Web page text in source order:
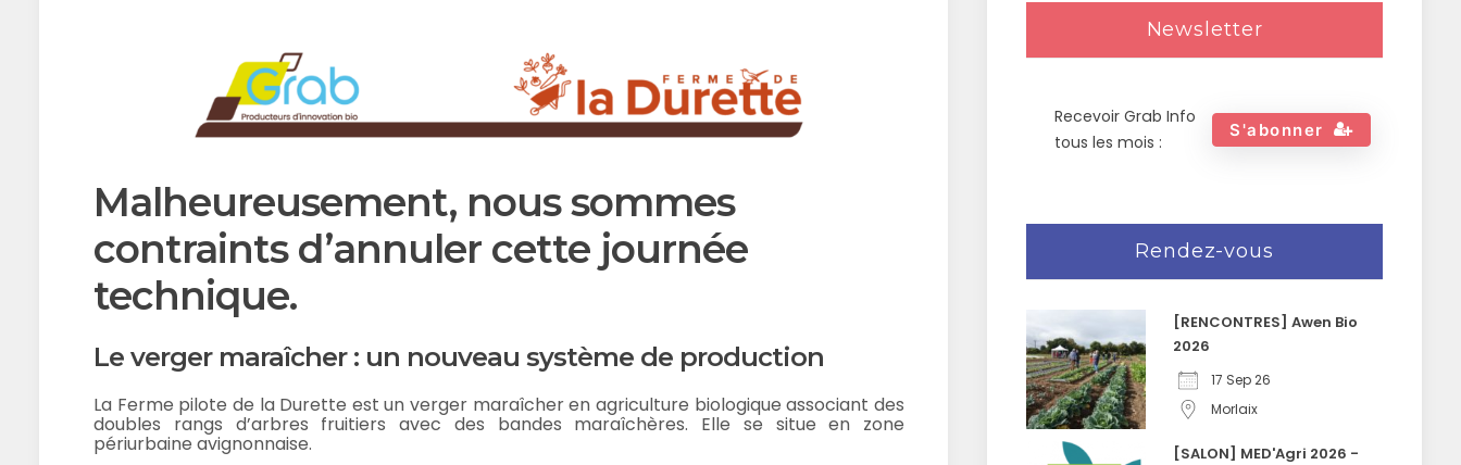
Malheureusement, nous sommes
contraints d’annuler cette journée
technique.
Le verger maraîcher : un nouveau système de production
La Ferme pilote de la Durette est un verger maraîcher en agriculture biologique associant des
doubles rangs d’arbres fruitiers avec des bandes maraîchères. Elle se situe en zone
périurbaine avignonnaise.
Newsletter
Recevoir Grab Info
tous les mois :
S'abonner
Rendez-vous
[RENCONTRES] Awen Bio
2026
17 Sep 26
Morlaix
[SALON] MED'Agri 2026 -